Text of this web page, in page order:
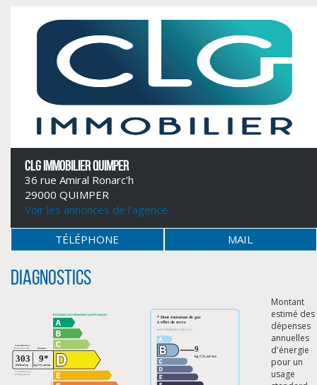
CLG IMMOBILIER QUIMPER
36 rue Amiral Ronarc'h
29000 QUIMPER
Voir les annonces de l'agence
TÉLÉPHONE MAIL
Diagnostics
Montant
estimé des
dépenses
annuelles
d'énergie
pour un
usage